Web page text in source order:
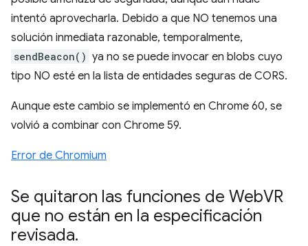
intentó aprovecharla. Debido a que NO tenemos una
solución inmediata razonable, temporalmente,
sendBeacon() ya no se puede invocar en blobs cuyo
tipo NO esté en la lista de entidades seguras de CORS.
Aunque este cambio se implementó en Chrome 60, se
volvió a combinar con Chrome 59.
Error de Chromium
Se quitaron las funciones de WebVR
que no están en la especificación
revisada.